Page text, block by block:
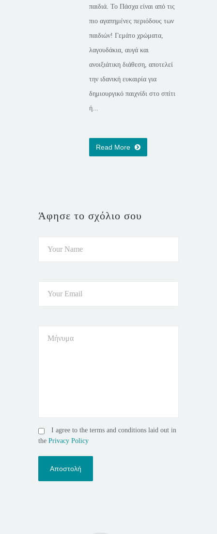
παιδιά. Το Πάσχα είναι από τις
πιο αγαπημένες περιόδους των
παιδιών! Γεμάτο χρώματα,
λαγουδάκια, αυγά και
ανοιξιάτικη διάθεση, αποτελεί
την ιδανική ευκαιρία για
δημιουργικό παιχνίδι στο σπίτι
ή...
Read More
Άφησε το σχόλιο σου
I agree to the terms and conditions laid out in
the Privacy Policy